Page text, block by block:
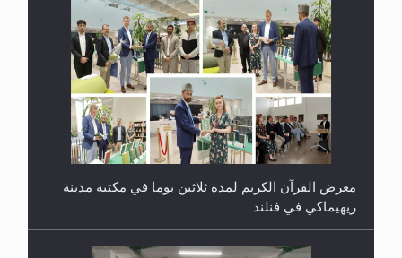
ندوة حول نظام الوصية في الجماعة الأحمدية في
شيتاغونغ – بنغلاديش